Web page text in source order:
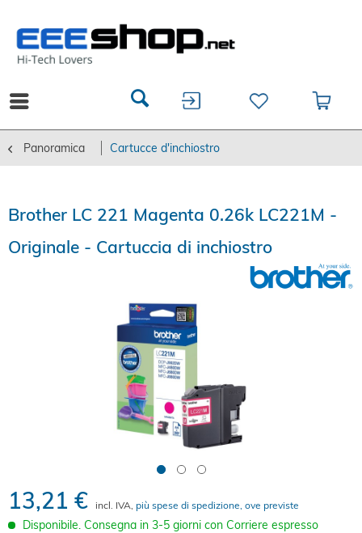
Panoramica Cartucce d'inchiostro
Brother LC 221 Magenta 0.26k LC221M -
Originale - Cartuccia di inchiostro
13,21 € incl. IVA, più spese di spedizione, ove previste
Disponibile. Consegna in 3-5 giorni con Corriere espresso